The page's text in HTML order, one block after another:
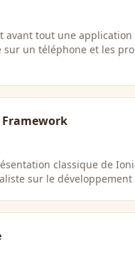
avant tout une application
sur un téléphone et les
classique de
sur le